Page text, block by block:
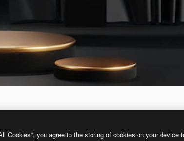
Cookies”, you agree to the storing of cookies on your device